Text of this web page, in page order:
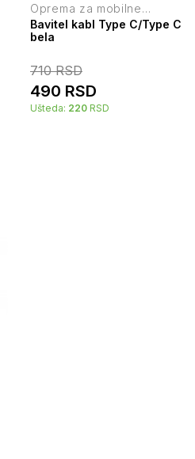
Oprema za mobilne
telefone
Bavitel kabl Type C/Type C
bela
710RSD
490 RSD
Ušteda: 220 RSD